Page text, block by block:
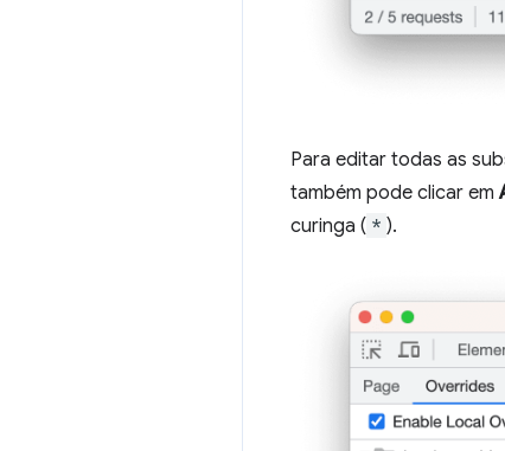
Para editar todas as
também pode clicar em
curinga ( * ).